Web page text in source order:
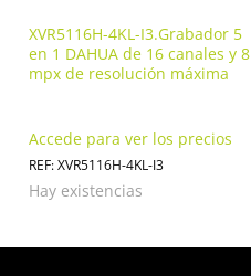
XVR5116H-4KL-I3.Grabador 5
en 1 DAHUA de 16 canales y 8
mpx de resolución máxima
Accede para ver los precios
REF: XVR5116H-4KL-I3
Hay existencias